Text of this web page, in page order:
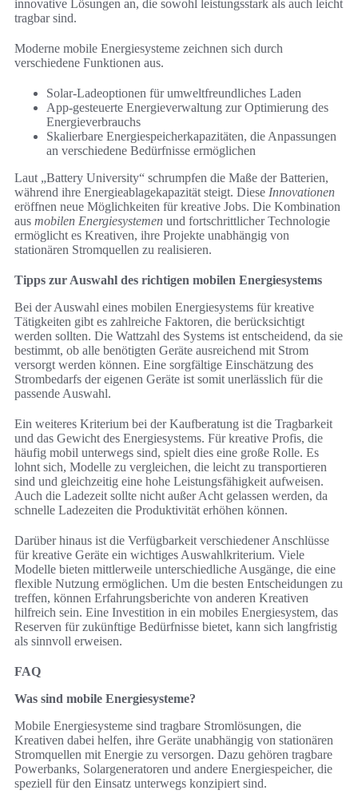
innovative Lösungen an, die sowohl leistungsstark als auch leicht
tragbar sind.
Moderne mobile Energiesysteme zeichnen sich durch
verschiedene Funktionen aus.
Solar-Ladeoptionen für umweltfreundliches Laden
App-gesteuerte Energieverwaltung zur Optimierung des
Energieverbrauchs
Skalierbare Energiespeicherkapazitäten, die Anpassungen
an verschiedene Bedürfnisse ermöglichen
Laut „Battery University“ schrumpfen die Maße der Batterien,
während ihre Energieablagekapazität steigt. Diese Innovationen
eröffnen neue Möglichkeiten für kreative Jobs. Die Kombination
aus mobilen Energiesystemen und fortschrittlicher Technologie
ermöglicht es Kreativen, ihre Projekte unabhängig von
stationären Stromquellen zu realisieren.
Tipps zur Auswahl des richtigen mobilen Energiesystems
Bei der Auswahl eines mobilen Energiesystems für kreative
Tätigkeiten gibt es zahlreiche Faktoren, die berücksichtigt
werden sollten. Die Wattzahl des Systems ist entscheidend, da sie
bestimmt, ob alle benötigten Geräte ausreichend mit Strom
versorgt werden können. Eine sorgfältige Einschätzung des
Strombedarfs der eigenen Geräte ist somit unerlässlich für die
passende Auswahl.
Ein weiteres Kriterium bei der Kaufberatung ist die Tragbarkeit
und das Gewicht des Energiesystems. Für kreative Profis, die
häufig mobil unterwegs sind, spielt dies eine große Rolle. Es
lohnt sich, Modelle zu vergleichen, die leicht zu transportieren
sind und gleichzeitig eine hohe Leistungsfähigkeit aufweisen.
Auch die Ladezeit sollte nicht außer Acht gelassen werden, da
schnelle Ladezeiten die Produktivität erhöhen können.
Darüber hinaus ist die Verfügbarkeit verschiedener Anschlüsse
für kreative Geräte ein wichtiges Auswahlkriterium. Viele
Modelle bieten mittlerweile unterschiedliche Ausgänge, die eine
flexible Nutzung ermöglichen. Um die besten Entscheidungen zu
treffen, können Erfahrungsberichte von anderen Kreativen
hilfreich sein. Eine Investition in ein mobiles Energiesystem, das
Reserven für zukünftige Bedürfnisse bietet, kann sich langfristig
als sinnvoll erweisen.
FAQ
Was sind mobile Energiesysteme?
Mobile Energiesysteme sind tragbare Stromlösungen, die
Kreativen dabei helfen, ihre Geräte unabhängig von stationären
Stromquellen mit Energie zu versorgen. Dazu gehören tragbare
Powerbanks, Solargeneratoren und andere Energiespeicher, die
speziell für den Einsatz unterwegs konzipiert sind.